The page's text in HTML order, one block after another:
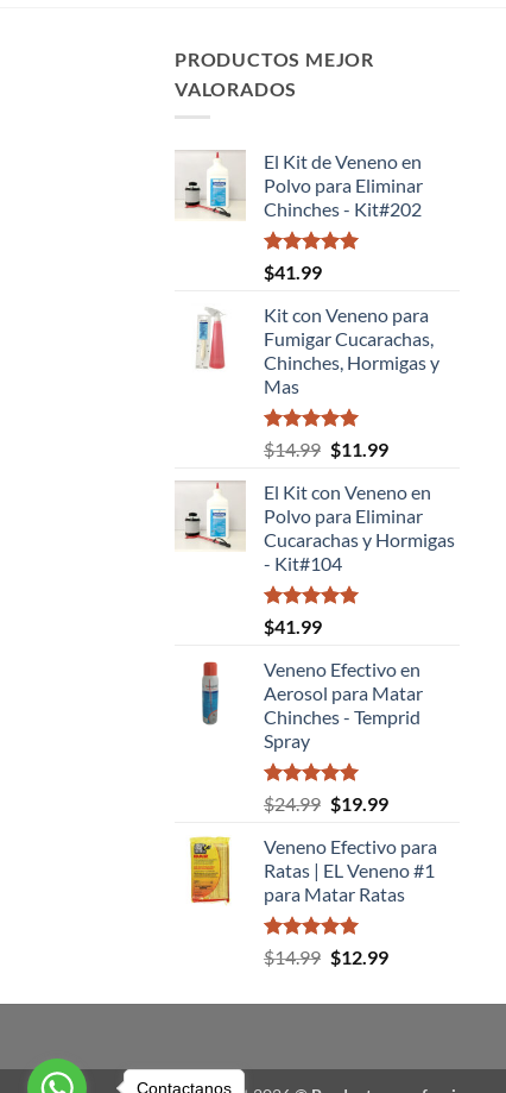
PRODUCTOS MEJOR
VALORADOS
El Kit de Veneno en
Polvo para Eliminar
Chinches - Kit#202
Valorado
con
de 5
$41.99
Kit con Veneno para
Fumigar Cucarachas,
Chinches, Hormigas y
Mas
Valorado
con
de 5
$14.99 El
original
era:
$14.99.
$11.99El
actual
es:
$11.99.
El Kit con Veneno en
Polvo para Eliminar
Cucarachas y Hormigas
- Kit#104
Valorado
con
de 5
$41.99
Veneno Efectivo en
Aerosol para Matar
Chinches - Temprid
Spray
Valorado
con
de 5
$24.99 El
original
era:
$24.99.
$19.99El
actual
es:
$19.99.
Veneno Efectivo para
Ratas | EL Veneno #1
para Matar Ratas
Valorado
con
$14.99 El
original
$12.99El
actual
Contactanos